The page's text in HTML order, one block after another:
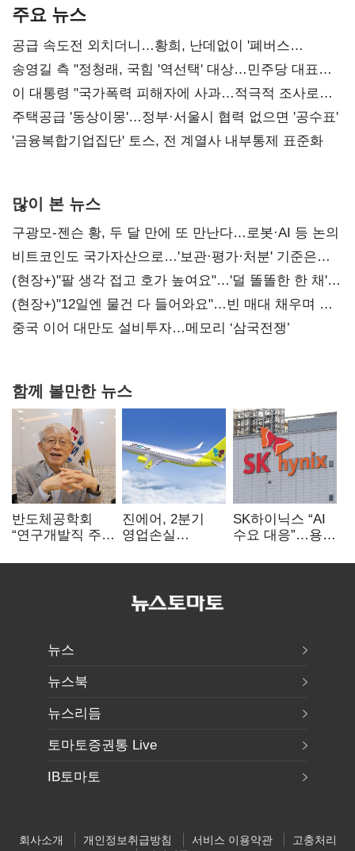
주요 뉴스
공급 속도전 외치더니…황희, 난데없이 '폐버스
리모델링' 제안
송영길 측 "정청래, 국힘 '역선택' 대상…민주당 대표로
총선 지휘 못해"
이 대통령 "국가폭력 피해자에 사과…적극적 조사로
진실 밝혀야"
주택공급 '동상이몽'…정부·서울시 협력 없으면 '공수표'
'금융복합기업집단' 토스, 전 계열사 내부통제 표준화
많이 본 뉴스
구광모-젠슨 황, 두 달 만에 또 만난다…로봇·AI 등 논의
비트코인도 국가자산으로…'보관·평가·처분' 기준은
숙제
(현장+)"팔 생각 접고 호가 높여요"…'덜 똘똘한 한 채'
20억 키맞추기
(현장+)"12일엔 물건 다 들어와요"…빈 매대 채우며 문
연 홈플러스
중국 이어 대만도 설비투자…메모리 ‘삼국전쟁’
함께 볼만한 뉴스
반도체공학회
“연구개발직 주
개선해야”
진에어, 2분기
영업손실
상승 여파
SK하이닉스 “AI
수요 대응”…용인
투자
뉴스
뉴스북
뉴스리듬
토마토증권통 Live
IB토마토
회사소개 개인정보취급방침 서비스 이용약관
고충처리